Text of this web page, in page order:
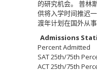
的研究机会。
普林
供将入学时间推迟
渡年计划在国外从事
Admissions
Percent Admitted
SAT 25th/75th
ACT 25th/75th